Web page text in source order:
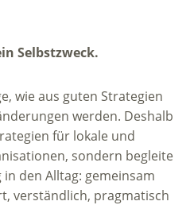
Selbstzweck.
wie aus guten Strategien
werden. Deshalb
für lokale und
sondern begleite
den Alltag: gemeinsam
verständlich, pragmatisch